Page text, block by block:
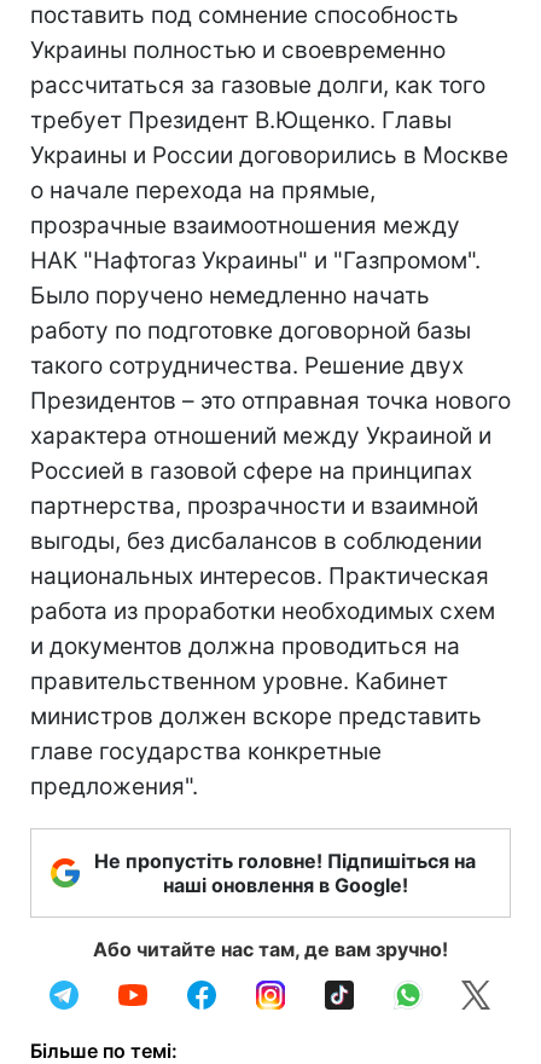
поставить под сомнение способность
Украины полностью и своевременно
рассчитаться за газовые долги, как того
требует Президент В.Ющенко. Главы
Украины и России договорились в Москве
о начале перехода на прямые,
прозрачные взаимоотношения между
НАК "Нафтогаз Украины" и "Газпромом".
Было поручено немедленно начать
работу по подготовке договорной базы
такого сотрудничества. Решение двух
Президентов – это отправная точка нового
характера отношений между Украиной и
Россией в газовой сфере на принципах
партнерства, прозрачности и взаимной
выгоды, без дисбалансов в соблюдении
национальных интересов. Практическая
работа из проработки необходимых схем
и документов должна проводиться на
правительственном уровне. Кабинет
министров должен вскоре представить
главе государства конкретные
предложения".
Не пропустіть головне! Підпишіться на
наші оновлення в Google!
Або читайте нас там, де вам зручно!
Більше по темі: